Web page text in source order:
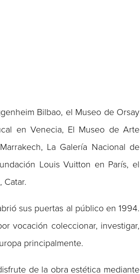
Bilbao, el Museo de Orsay
en Venecia, El Museo de Arte
La Galería Nacional de
Louis Vuitton en París, el
Catar.
sus puertas al público en 1994.
vocación coleccionar, investigar,
principalmente.
de la obra estética mediante